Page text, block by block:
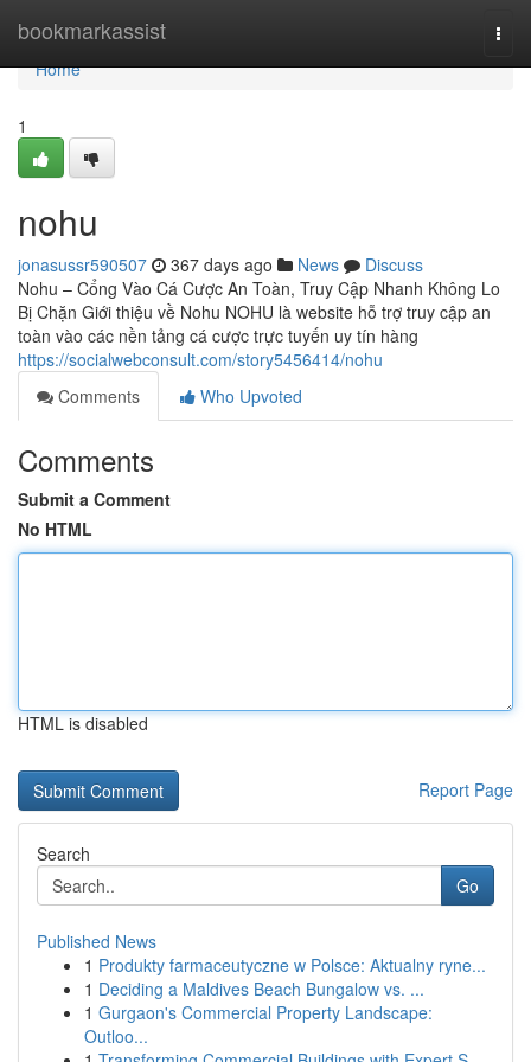
bookmarkassist
Home
Home
1
nohu
jonasussr590507 367 days ago News
Discuss
Nohu – Cổng Vào Cá Cược An Toàn, Truy Cập Nhanh Không Lo
Bị Chặn Giới thiệu về Nohu NOHU là website hỗ trợ truy cập an
toàn vào các nền tảng cá cược trực tuyến uy tín hàng
https://socialwebconsult.com/story5456414/nohu
Comments
Who Upvoted
Comments
Submit a Comment
No HTML
HTML is disabled
Report Page
Search
Go
Published News
1 Produkty farmaceutyczne w Polsce: Aktualny ryne...
1 Deciding a Maldives Beach Bungalow vs. ...
1 Gurgaon's Commercial Property Landscape:
Outloo...